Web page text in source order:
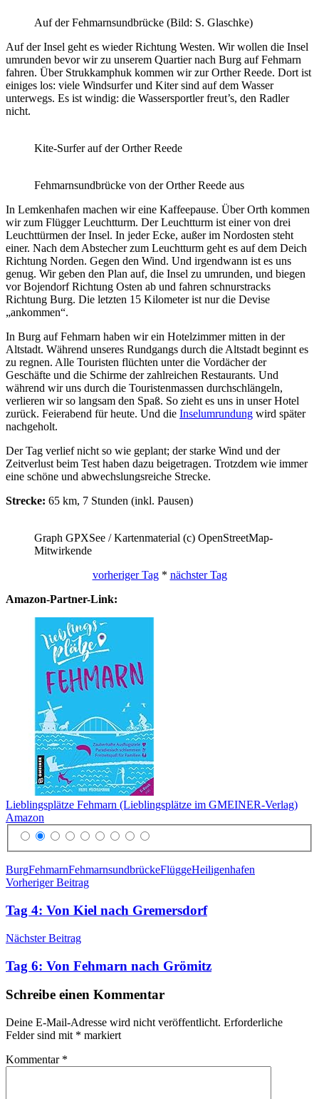
Auf der Fehmarnsundbrücke (Bild: S. Glaschke)
Auf der Insel geht es wieder Richtung Westen. Wir wollen die Insel
umrunden bevor wir zu unserem Quartier nach Burg auf Fehmarn
fahren. Über Strukkamphuk kommen wir zur Orther Reede. Dort ist
einiges los: viele Windsurfer und Kiter sind auf dem Wasser
unterwegs. Es ist windig: die Wassersportler freut’s, den Radler
nicht.
Kite-Surfer auf der Orther Reede
Fehmarnsundbrücke von der Orther Reede aus
In Lemkenhafen machen wir eine Kaffeepause. Über Orth kommen
wir zum Flügger Leuchtturm. Der Leuchtturm ist einer von drei
Leuchttürmen der Insel. In jeder Ecke, außer im Nordosten steht
einer. Nach dem Abstecher zum Leuchtturm geht es auf dem Deich
Richtung Norden. Gegen den Wind. Und irgendwann ist es uns
genug. Wir geben den Plan auf, die Insel zu umrunden, und biegen
vor Bojendorf Richtung Osten ab und fahren schnurstracks
Richtung Burg. Die letzten 15 Kilometer ist nur die Devise
„ankommen“.
In Burg auf Fehmarn haben wir ein Hotelzimmer mitten in der
Altstadt. Während unseres Rundgangs durch die Altstadt beginnt es
zu regnen. Alle Touristen flüchten unter die Vordächer der
Geschäfte und die Schirme der zahlreichen Restaurants. Und
während wir uns durch die Touristenmassen durchschlängeln,
verlieren wir so langsam den Spaß. So zieht es uns in unser Hotel
zurück. Feierabend für heute. Und die Inselumrundung wird später
nachgeholt.
Der Tag verlief nicht so wie geplant; der starke Wind und der
Zeitverlust beim Test haben dazu beigetragen. Trotzdem wie immer
eine schöne und abwechslungsreiche Strecke.
Strecke: 65 km, 7 Stunden (inkl. Pausen)
Graph GPXSee / Kartenmaterial (c) OpenStreetMap-
Mitwirkende
vorheriger Tag* nächster Tag
Amazon-Partner-Link:
Lieblingsplätze Fehmarn (Lieblingsplätze im GMEINER-Verlag)
Amazon
Schlagwörter
BurgFehmarnFehmarnsundbrückeFlüggeHeiligenhafen
Beitragsnavigation
Vorheriger Beitrag
Tag 4: Von Kiel nach Gremersdorf
Nächster Beitrag
Tag 6: Von Fehmarn nach Grömitz
Schreibe einen Kommentar
Deine E-Mail-Adresse wird nicht veröffentlicht. Erforderliche
Felder sind mit * markiert
Kommentar *